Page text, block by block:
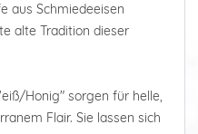
aus Schmiedeeisen
alte Tradition dieser
Honig" sorgen für helle,
Flair. Sie lassen sich